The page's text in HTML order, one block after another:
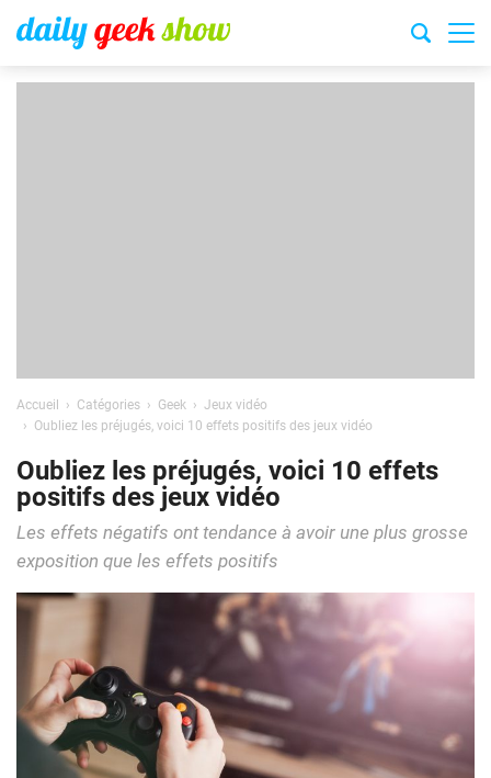
Accueil Catégories Geek
Jeux vidéo
Oubliez les préjugés, voici 10 effets positifs des jeux vidéo
Oubliez les préjugés, voici 10 effets
positifs des jeux vidéo
Les effets négatifs ont tendance à avoir une plus grosse
exposition que les effets positifs